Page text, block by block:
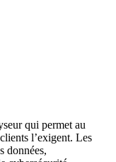
qui permet au
l’exigent. Les
données,